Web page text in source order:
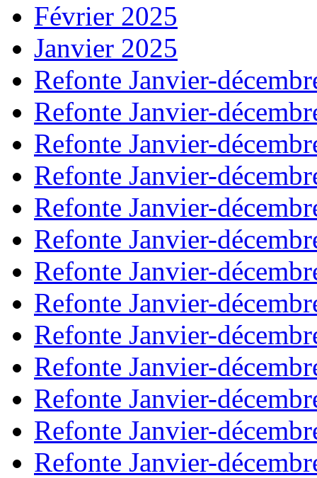
Février 2025
Janvier 2025
Refonte Janvier-
Refonte Janvier-
Refonte Janvier-
Refonte Janvier-
Refonte Janvier-
Refonte Janvier-
Refonte Janvier-
Refonte Janvier-
Refonte Janvier-
Refonte Janvier-
Refonte Janvier-
Refonte Janvier-
Refonte Janvier-